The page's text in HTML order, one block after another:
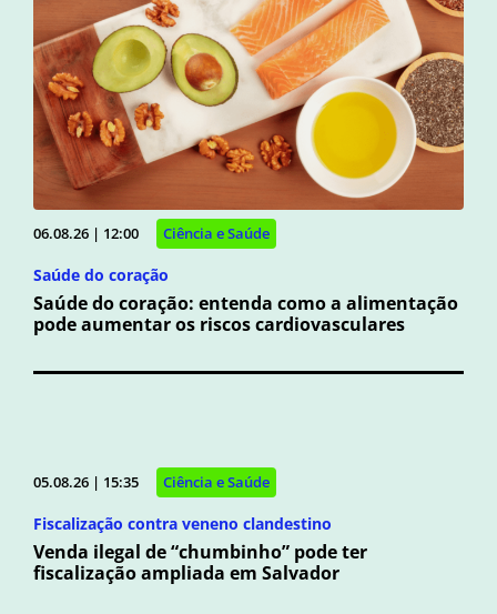
06.08.26 | 12:00 Ciência e Saúde
Saúde do coração
Saúde do coração: entenda como a alimentação
pode aumentar os riscos cardiovasculares
05.08.26 | 15:35 Ciência e Saúde
Fiscalização contra veneno clandestino
Venda ilegal de “chumbinho” pode ter
fiscalização ampliada em Salvador